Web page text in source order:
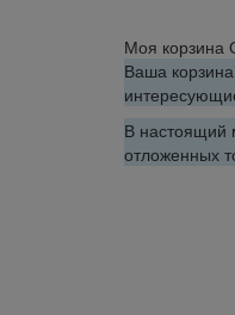
Моя корзина
Ваша
В настоящий
отложенных